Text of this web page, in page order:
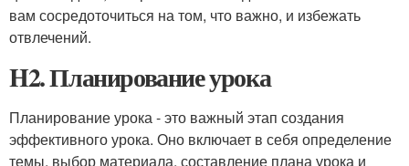
вам сосредоточиться на том, что важно, и избежать
отвлечений.
H2. Планирование урока
Планирование урока - это важный этап создания
эффективного урока. Оно включает в себя определение
темы, выбор материала, составление плана урока и